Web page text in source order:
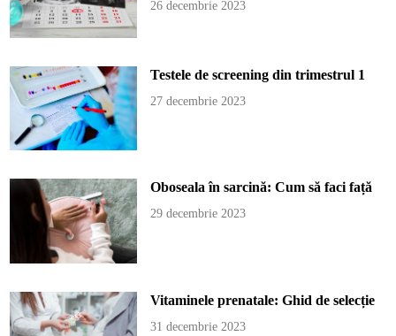
26 decembrie 2023
Testele de screening din trimestrul 1
27 decembrie 2023
Oboseala în sarcină: Cum să faci față
29 decembrie 2023
Vitaminele prenatale: Ghid de selecție
31 decembrie 2023